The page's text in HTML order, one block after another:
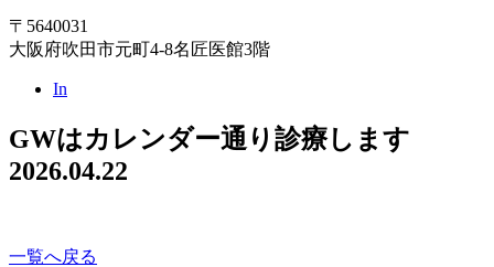
〒5640031
大阪府吹田市元町4-8名匠医館3階
In
GWはカレンダー通り診療します
2026.04.22
一覧へ戻る